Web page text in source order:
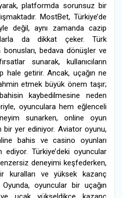
platformda sorunsuz bir
MostBet, Türkiye’de
değil, aynı zamanda cazip
da dikkat çeker. Türk
bedava dönüşler ve
sunarak, kullanıcıların
hale getirir. Ancak, uçağın ne
etmek büyük önem taşır;
kaybedilmesine neden
oyunculara hem eğlenceli
sunarken, online oyun
bir yer ediniyor. Aviator oyunu,
bahis ve casino oyunları
ediyor. Türkiye’deki oyuncular
deneyimi keşfederken,
kuralları ve yüksek kazanç
Oyunda, oyuncular bir uçağın